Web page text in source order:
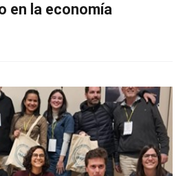
en la economía